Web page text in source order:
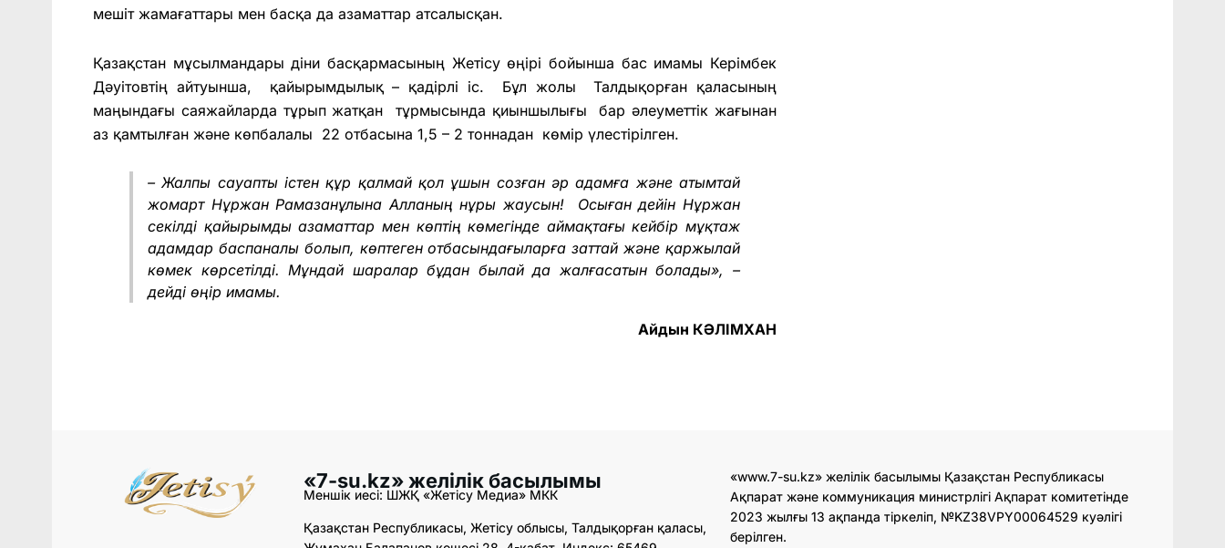
мешіт жамағаттары мен басқа да азаматтар атсалысқан.
Қазақстан мұсылмандары діни басқармасының Жетісу өңірі бойынша бас имамы Керімбек
Дәуітовтің айтуынша, қайырымдылық – қадірлі іс. Бұл жолы Талдықорған қаласының
маңындағы саяжайларда тұрып жатқан тұрмысында қиыншылығы бар әлеуметтік жағынан
аз қамтылған және көпбалалы 22 отбасына 1,5 – 2 тоннадан көмір үлестірілген.
– Жалпы сауапты істен құр қалмай қол ұшын созған әр адамға және атымтай
жомарт Нұржан Рамазанұлына Алланың нұры жаусын! Осыған дейін Нұржан
секілді қайырымды азаматтар мен көптің көмегінде аймақтағы кейбір мұқтаж
адамдар баспаналы болып, көптеген отбасындағыларға заттай және қаржылай
көмек көрсетілді. Мұндай шаралар бұдан былай да жалғасатын болады», –
дейді өңір имамы.
Айдын КӘЛІМХАН
«7-su.kz» желілік басылымы
Меншік иесі: ШЖҚ «Жетісу Медиа» МКК
Қазақстан Республикасы, Жетісу облысы, Талдықорған қаласы,
«www.7-su.kz» желілік басылымы Қазақстан Республикасы
Ақпарат және коммуникация министрлігі Ақпарат комитетінде
2023 жылғы 13 ақпанда тіркеліп, №KZ38VPY00064529 куәлігі
берілген.